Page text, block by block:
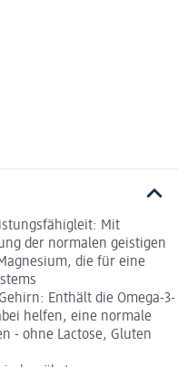
Mit
der normalen geistigen
die für eine
Enthält die Omega-3-
helfen, eine normale
- ohne Lactose, Gluten